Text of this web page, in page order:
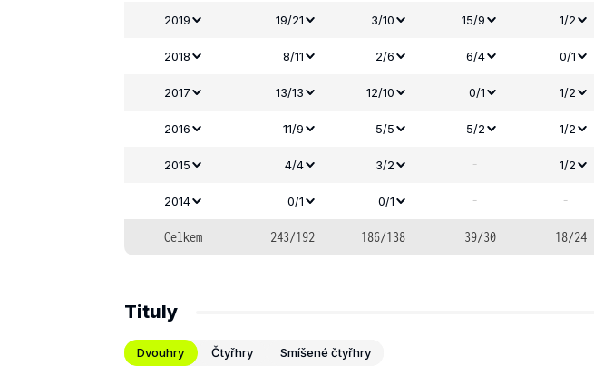
2019 19/21 3/10 15/9 1/2
2018 8/11 2/6 6/4 0/1
2017 13/13 12/10 0/1 1/2
2016 11/9 5/5 5/2 1/2
2015 4/4 3/2 - 1/2
2014 0/1 0/1 - -
Celkem 243/192 186/138 39/30 18/24
Tituly
Dvouhry Čtyřhry Smíšené čtyřhry